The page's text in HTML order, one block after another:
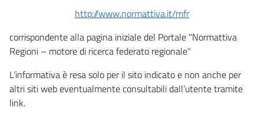
http://www.normattiva.it/mfr
corrispondente alla pagina iniziale del Portale "Normattiva
Regioni – motore di ricerca federato regionale"
L’informativa è resa solo per il sito indicato e non anche per
altri siti web eventualmente consultabili dall’utente tramite
link.